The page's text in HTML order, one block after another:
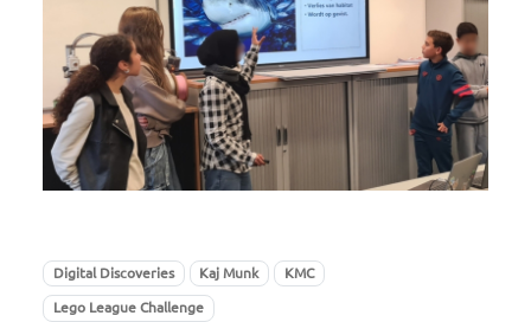
Digital Discoveries Kaj Munk KMC
Lego League Challenge